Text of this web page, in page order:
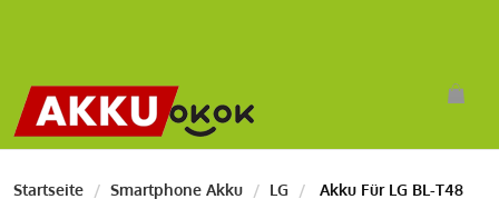
Startseite Smartphone Akku LG Akku Für LG BL-T48